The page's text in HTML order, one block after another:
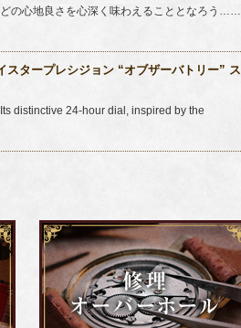
の心地良さを心深く味わえることとなろう……
タープレシジョン “オブザーバトリー” ス
distinctive 24-hour dial, inspired by the